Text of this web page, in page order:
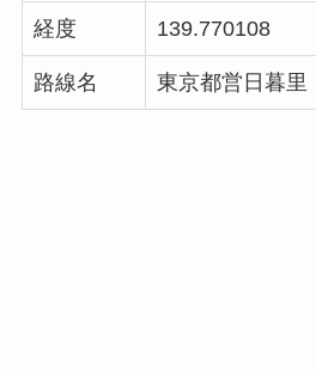
経度 139.770108
路線名 東京都営日暮里